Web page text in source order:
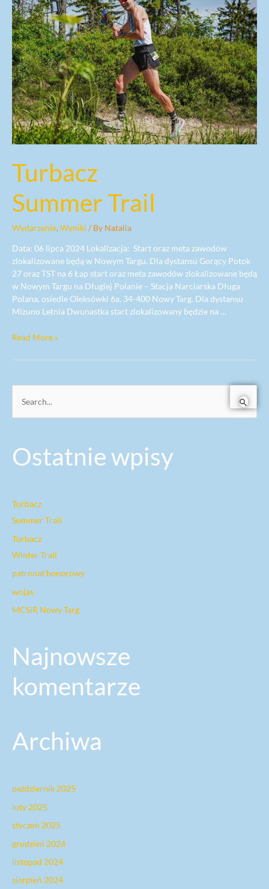
Turbacz
Summer Trail
Wydarzenie,Wyniki / By Natalia
Data: 06 lipca 2024 Lokalizacja: Start oraz meta zawodów
zlokalizowane będą w Nowym Targu. Dla dystansu Gorący Potok
27 oraz TST na 6 Łap start oraz meta zawodów zlokalizowane będą
w Nowym Targu na Długiej Polanie – Stacja Narciarska Długa
Polana, osiedle Oleksówki 6a, 34-400 Nowy Targ. Dla dystansu
Mizuno Letnia Dwunastka start zlokalizowany będzie na …
Read More »
e
r
f
o
r
:
Ostatnie wpisy
Turbacz
Summer Trail
Turbacz
Winter Trail
patronat honorowy
wojas
MCSiR Nowy Targ
Najnowsze
komentarze
Archiwa
październik 2025
luty 2025
styczeń 2025
grudzień 2024
listopad 2024
sierpień 2024